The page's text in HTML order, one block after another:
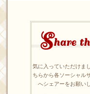
Share
気に入っていただけま
ちらから各ソーシャル
へシェアーをお願い